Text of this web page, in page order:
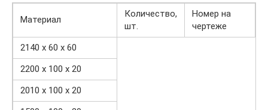
Материал
Количество,
шт.
Номер на
чертеже
2140 х 60 х 60
2200 х 100 х 20
2010 х 100 х 20